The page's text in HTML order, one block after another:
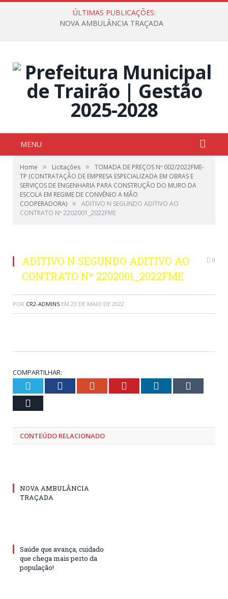
ÚLTIMAS PUBLICAÇÕES:
NOVA AMBULÂNCIA TRAÇADA
MENU
Home » Licitações »
TOMADA DE PREÇOS Nº 002/2022FME-
TP (CONTRATAÇÃO DE EMPRESA ESPECIALIZADA EM OBRAS E
SERVIÇOS DE ENGENHARIA PARA CONSTRUÇÃO DO MURO DA
ESCOLA EM REGIME DE CONVÊNIO A MÃO
COOPERADORA) »
ADITIVO N SEGUNDO ADITIVO AO
CONTRATO Nº 2202001_2022FME
ADITIVO N SEGUNDO ADITIVO AO
CONTRATO Nº 2202001_2022FME
0
POR CR2-ADMIN5 EM 23 DE MAIO DE 2022
COMPARTILHAR:
Twitter Facebook Google+ Pinterest LinkedIn
CONTEÚDO RELACIONADO
NOVA AMBULÂNCIA
TRAÇADA
Saúde que avança, cuidado
que chega mais perto da
população!